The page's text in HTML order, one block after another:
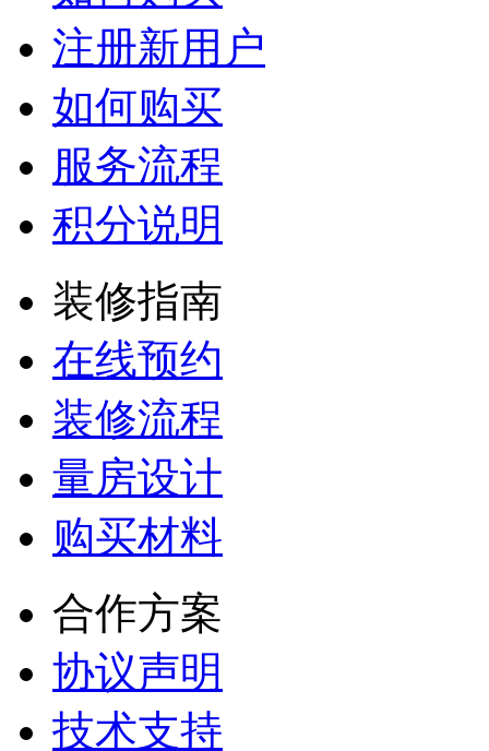
注册新用户
如何购买
服务流程
积分说明
装修指南
在线预约
装修流程
量房设计
购买材料
合作方案
协议声明
技术支持